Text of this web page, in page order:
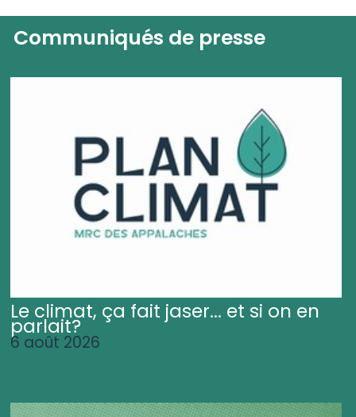
Communiqués de presse
Le climat, ça fait jaser... et si on en
parlait?
6 août 2026